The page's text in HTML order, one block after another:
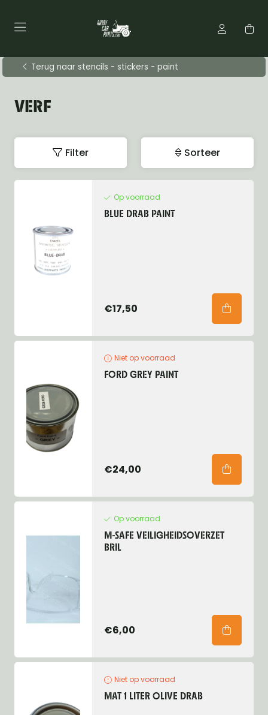
Terug naar stencils - stickers - paint
VERF
Filter Sorteer
Op voorraad
BLUE DRAB PAINT
€17,50
Niet op voorraad
FORD GREY PAINT
€24,00
Op voorraad
M-SAFE VEILIGHEIDSOVERZET
BRIL
€6,00
Niet op voorraad
MAT 1 LITER OLIVE DRAB